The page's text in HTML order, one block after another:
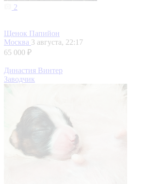
2
Щенок Папийон
Москва 3 августа, 22:17
65 000 ₽
Династия Винтер
Заводчик